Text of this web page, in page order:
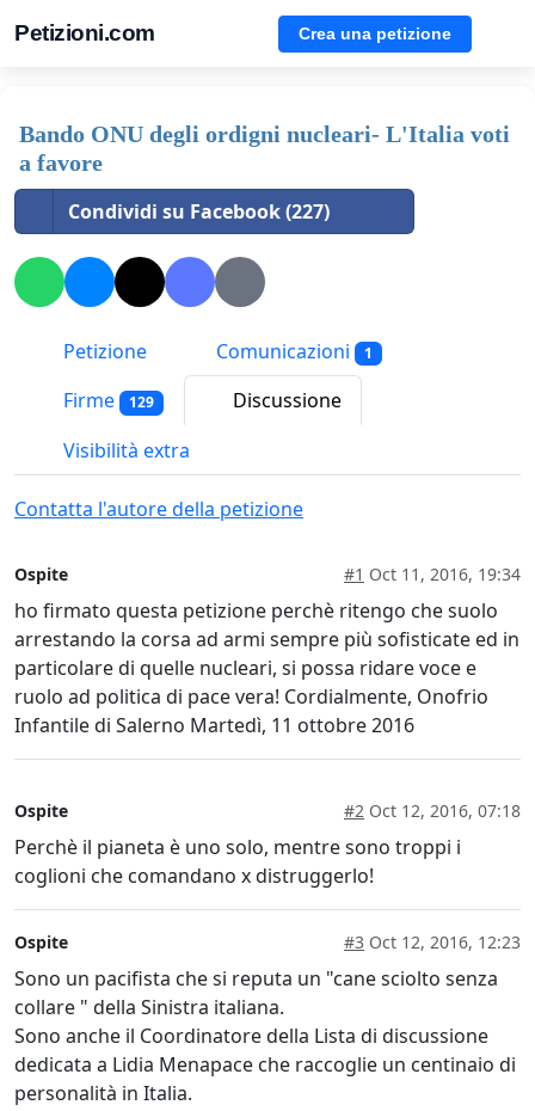
Petizioni.com Crea una petizione
Bando ONU degli ordigni nucleari- L'Italia voti
a favore
Condividi su Facebook (227)
Petizione Comunicazioni 1
Firme 129
Discussione
Visibilità extra
Contatta l'autore della petizione
Ospite #1 Oct 11, 2016, 19:34
ho firmato questa petizione perchè ritengo che suolo
arrestando la corsa ad armi sempre più sofisticate ed in
particolare di quelle nucleari, si possa ridare voce e
ruolo ad politica di pace vera! Cordialmente, Onofrio
Infantile di Salerno Martedì, 11 ottobre 2016
Ospite #2 Oct 12, 2016, 07:18
Perchè il pianeta è uno solo, mentre sono troppi i
coglioni che comandano x distruggerlo!
Ospite #3 Oct 12, 2016, 12:23
Sono un pacifista che si reputa un "cane sciolto senza
collare " della Sinistra italiana.
Sono anche il Coordinatore della Lista di discussione
dedicata a Lidia Menapace che raccoglie un centinaio di
personalità in Italia.